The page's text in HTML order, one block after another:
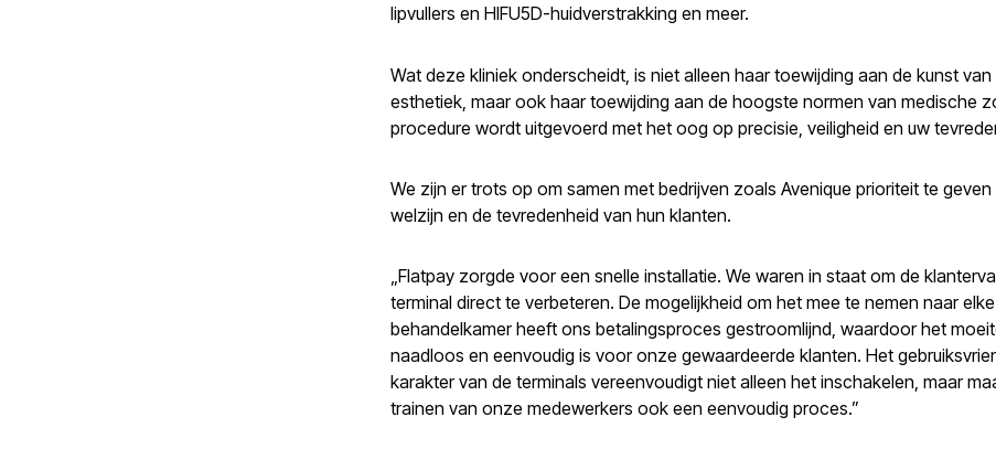
lipvullers en HIFU5D-huidverstrakking en meer.
Wat deze kliniek onderscheidt, is niet alleen haar toewijding aan de kunst van
esthetiek, maar ook haar toewijding aan de hoogste normen van medische
procedure wordt uitgevoerd met het oog op precisie, veiligheid en uw
We zijn er trots op om samen met bedrijven zoals Avenique prioriteit te
welzijn en de tevredenheid van hun klanten.
„Flatpay zorgde voor een snelle installatie. We waren in staat om de
terminal direct te verbeteren. De mogelijkheid om het mee te nemen naar elke
behandelkamer heeft ons betalingsproces gestroomlijnd, waardoor het
naadloos en eenvoudig is voor onze gewaardeerde klanten. Het
karakter van de terminals vereenvoudigt niet alleen het inschakelen, maar
trainen van onze medewerkers ook een eenvoudig proces.”